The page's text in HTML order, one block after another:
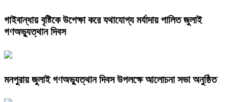
গাইবান্ধায় বৃষ্টিকে উপেক্ষা করে যথাযোগ্য মর্যাদায় পালিত জুলাই
গণঅভ্যুত্থান দিবস
মনপুরায় জুলাই গণঅভ্যুত্থান দিবস উপলক্ষে আলোচনা সভা অনুষ্ঠিত